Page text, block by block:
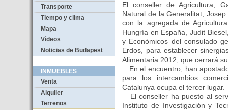
Transporte
Tiempo y clima
Mapa
Vídeos
Noticias de Budapest
INMUEBLES
Venta
Alquiler
Terrenos
El conseller de Agricultura,
Natural de la Generalitat,
con la agregada de
Hungría en España, Judit
y Económicos del consulado
Erdos, para establecer
Alimentaria 2012, que cerrará
En el encuentro, han
para los intercambios
Catalunya ocupa el tercer lugar.
El conseller ha puesto al
Instituto de Investigación y